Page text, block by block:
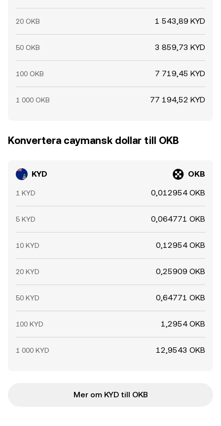
20 OKB 1 543,89 KYD
50 OKB 3 859,73 KYD
100 OKB 7 719,45 KYD
1 000 OKB 77 194,52 KYD
Konvertera caymansk dollar till OKB
KYD OKB
1 KYD 0,012954 OKB
5 KYD 0,064771 OKB
10 KYD 0,12954 OKB
20 KYD 0,25909 OKB
50 KYD 0,64771 OKB
100 KYD 1,2954 OKB
1 000 KYD 12,9543 OKB
Mer om KYD till OKB